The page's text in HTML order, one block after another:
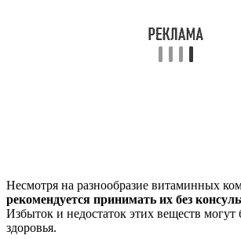
Несмотря на разнообразие витаминных
рекомендуется принимать их без
Избыток и недостаток этих веществ
здоровья.